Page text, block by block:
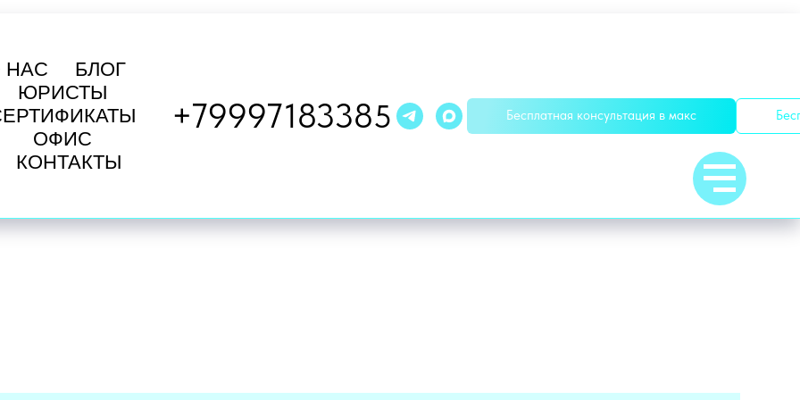
НАС
БЛОГ
ЮРИСТЫ
ОФИС
КОНТАКТЫ
+79997183385 Бесплатная консультация в макс